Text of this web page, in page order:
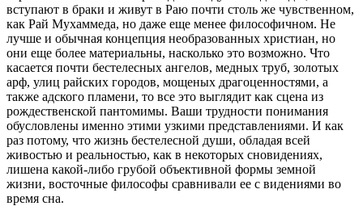
вступают в браки и живут в Раю почти столь же чувственном,
как Рай Мухаммеда, но даже еще менее философичном. Не
лучше и обычная концепция необразованных христиан, но
они еще более материальны, насколько это возможно. Что
касается почти бестелесных ангелов, медных труб, золотых
арф, улиц райских городов, мощеных драгоценностями, а
также адского пламени, то все это выглядит как сцена из
рождественской пантомимы. Ваши трудности понимания
обусловлены именно этими узкими представлениями. И как
раз потому, что жизнь бестелесной души, обладая всей
живостью и реальностью, как в некоторых сновидениях,
лишена какой-либо грубой объективной формы земной
жизни, восточные философы сравнивали ее с видениями во
время сна.